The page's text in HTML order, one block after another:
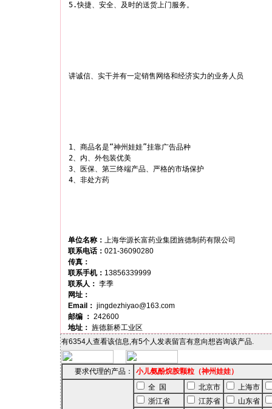
5.快捷、安全、及时的送货上门服务。
讲诚信、实干并有一定销售网络和经济实力的业务人员
1、商品名是“神州娃娃”挂靠广告品种
2、内、外包装优美
3、医保、第三终端产品、严格的市场保护
4、非处方药
单位名称： 上海华源长富药业集团旌德制药有限公司
联系电话： 021-36090280
传真：
联系手机： 13856339999
联系人： 李季
网址：
Email： jingdezhiyao@163.com
邮编 ： 242600
地址： 旌德新桥工业区
有6354人查看该信息,有5个人发表留言有意向想咨询该产品.
要求代理的产品： 小儿氨酚烷胺颗粒（神州娃娃）
全 国 北京市
上海市
浙江省
江苏省
山东省